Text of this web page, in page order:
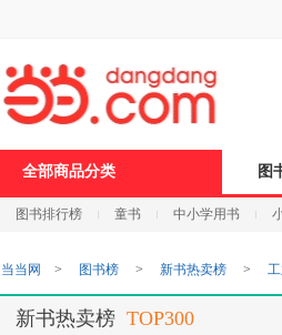
打
开
无
障
页
加
全部商品分类 图
图书排行榜 童书 中小学用书
当当网 > 图书榜 > 新书热卖榜 >
新书热卖榜 TOP300